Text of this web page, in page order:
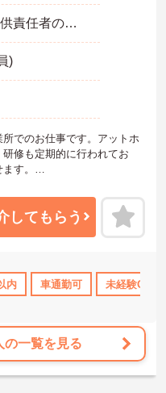
■サービス提供責任者の用件を満たす方 ■介護福祉士、実務者研修(あれば尚可) ※サービス提供責任者業務経験者は優遇
)
でのお仕事です。アットホ
修も定期的に行われてお
す。
い！
してもらう
内 車通勤可 未経験OK
の一覧を見る